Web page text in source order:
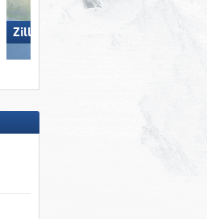
Zillertal Arena